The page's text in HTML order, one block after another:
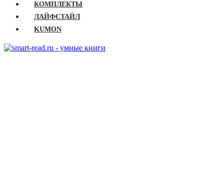
КОМПЛЕКТЫ
ЛАЙФСТАЙЛ
KUMON